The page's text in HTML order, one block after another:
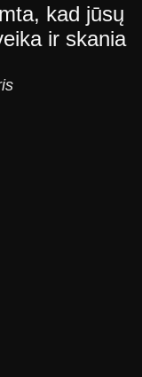
kad jūsų
ir skania